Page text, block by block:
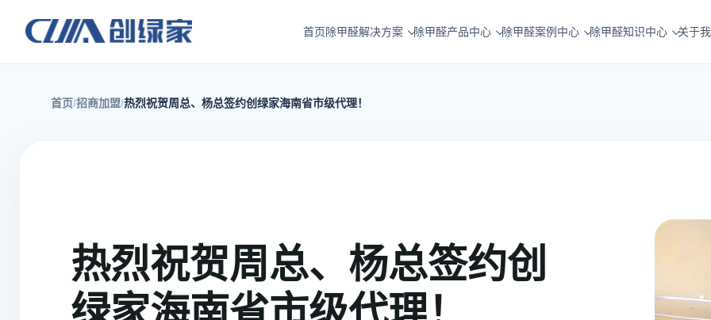
首页除甲醛解决方案 除甲醛产品中心 除甲醛案例中心 除甲醛知识中心 关于
首页 招商加盟 热烈祝贺周总、杨总签约创绿家海南省市级代理！
热烈祝贺周总、杨总签约创